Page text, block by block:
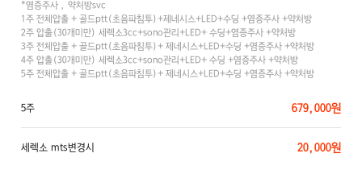
*염증주사 , 약처방svc
1주 전체압출 + 골드ptt(초음파침투)+제네시스+LED+수딩 +염증주사 +약처방
2주 압출(30개미만) 세렉소3cc+sono관리+LED+ 수딩+염증주사 +약처방
3주 전체압출 + 골드ptt(초음파침투)+ 제네시스+LED+수딩 +염증주사 +약처방
4주 압출(30개미만) 세렉소3cc+sono관리+LED+ 수딩 +염증주사 +약처방
5주 전체압출 + 골드ptt(초음파침투)+ 제네시스+LED+수딩 +염증주사 +약처방
5주 679,000원
세렉소 mts변경시 20,000원